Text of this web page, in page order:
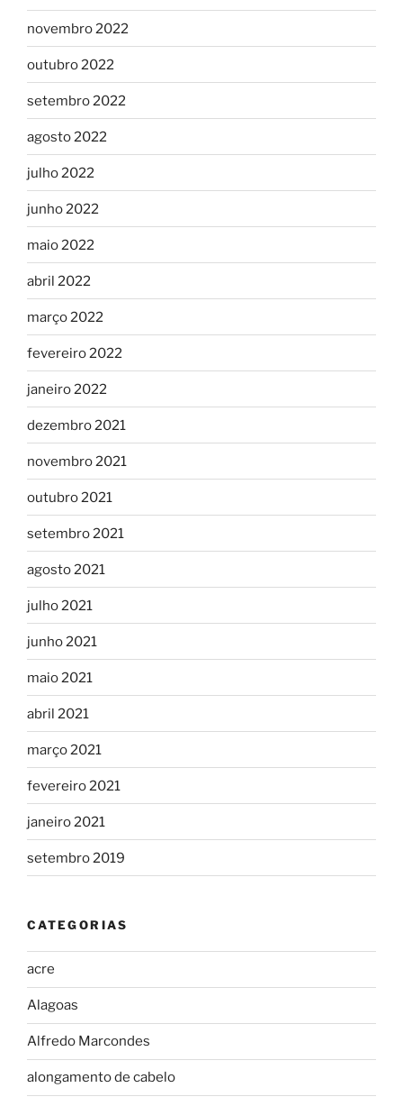
novembro 2022
outubro 2022
setembro 2022
agosto 2022
julho 2022
junho 2022
maio 2022
abril 2022
março 2022
fevereiro 2022
janeiro 2022
dezembro 2021
novembro 2021
outubro 2021
setembro 2021
agosto 2021
julho 2021
junho 2021
maio 2021
abril 2021
março 2021
fevereiro 2021
janeiro 2021
setembro 2019
CATEGORIAS
acre
Alagoas
Alfredo Marcondes
alongamento de cabelo